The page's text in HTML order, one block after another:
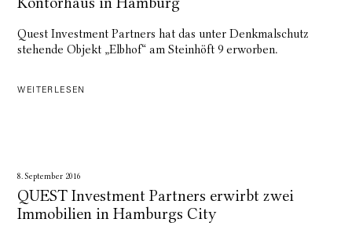
Quest Investment Partners hat das unter Denkmalschutz
stehende Objekt „Elbhof“ am Steinhöft 9 erworben.
WEITERLESEN
8. September 2016
QUEST Investment Partners erwirbt zwei
Immobilien in Hamburgs City